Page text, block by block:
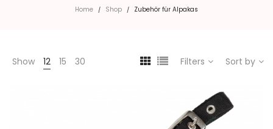
Home / Shop / Zubehör für Alpakas
Show 12 15 30 Filters Sort by